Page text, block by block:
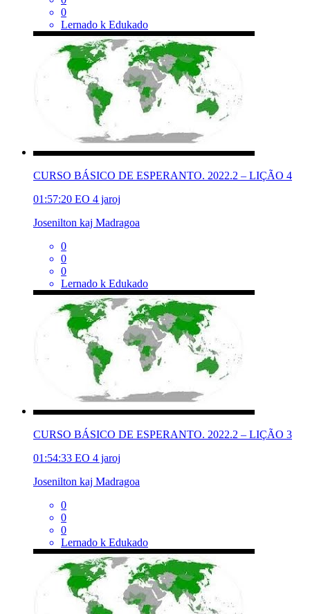
0
Lernado k Edukado
CURSO BÁSICO DE ESPERANTO. 2022.2 – LIÇÃO 4
01:57:20 EO 4 jaroj
Josenilton kaj Madragoa
0
0
0
Lernado k Edukado
CURSO BÁSICO DE ESPERANTO. 2022.2 – LIÇÃO 3
01:54:33 EO 4 jaroj
Josenilton kaj Madragoa
0
0
0
Lernado k Edukado